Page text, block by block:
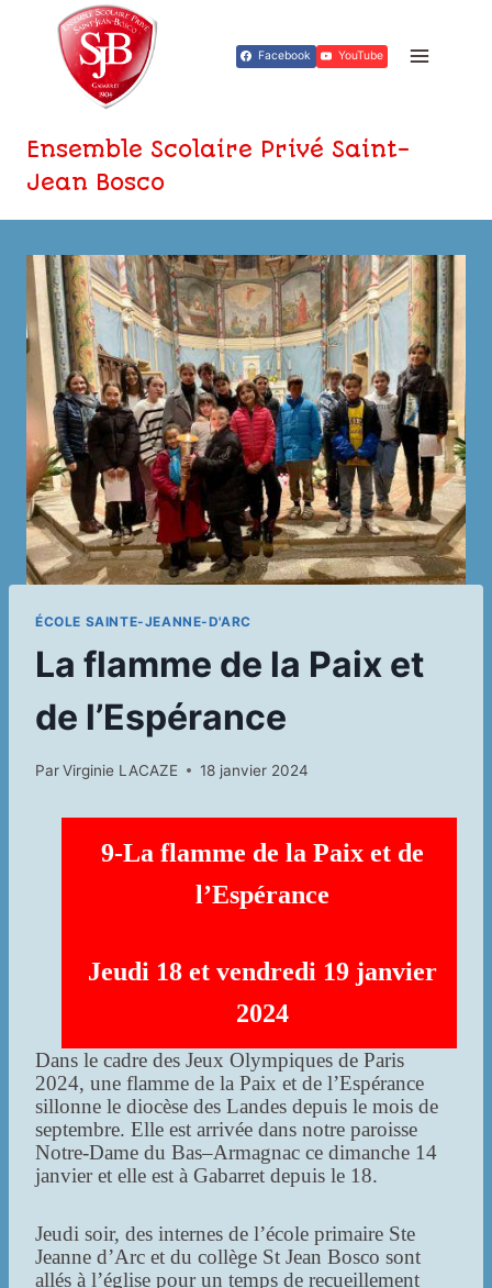
contenu
Facebook YouTube
Ensemble Scolaire Privé Saint-
Jean Bosco
ÉCOLE SAINTE-JEANNE-D'ARC
La flamme de la Paix et
de l’Espérance
ParVirginie LACAZE 18 janvier 2024
9-La flamme de la Paix et de
l’Espérance
Jeudi 18 et vendredi 19 janvier
2024
Dans le cadre des Jeux Olympiques de Paris
2024, une flamme de la Paix et de l’Espérance
sillonne le diocèse des Landes depuis le mois de
septembre. Elle est arrivée dans notre paroisse
Notre-Dame du Bas–Armagnac ce dimanche 14
janvier et elle est à Gabarret depuis le 18.
Jeudi soir, des internes de l’école primaire Ste
Jeanne d’Arc et du collège St Jean Bosco sont
allés à l’église pour un temps de recueillement